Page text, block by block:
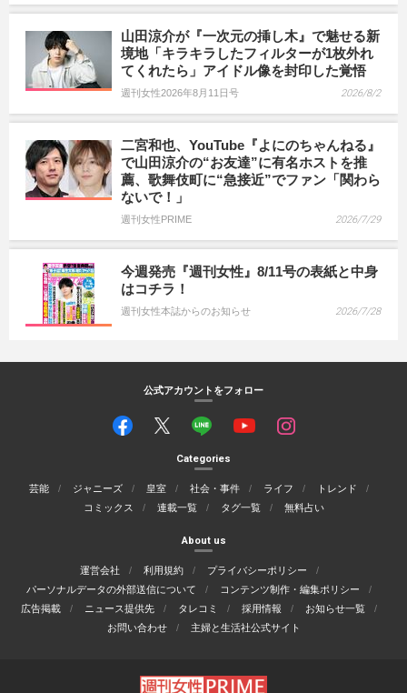
山田涼介が『一次元の挿し木』で魅せる新
境地「キラキラしたフィルターが1枚外れ
てくれたら」アイドル像を封印した覚悟
週刊女性2026年8月11日号 2026/8/2
二宮和也、YouTube『よにのちゃんねる』
で山田涼介の“お友達”に有名ホストを推
薦、歌舞伎町に“急接近”でファン「関わら
ないで！」
週刊女性PRIME 2026/7/29
今週発売『週刊女性』8/11号の表紙と中身
はコチラ！
週刊女性本誌からのお知らせ 2026/7/28
公式アカウントをフォロー
Categories
芸能 ジャニーズ 皇室 社会・事件 ライフ
トレンド
コミックス
連載一覧 タグ一覧 無料占い
About us
運営会社 利用規約
プライバシーポリシー
パーソナルデータの外部送信について
コンテンツ制作・編集ポリシー
広告掲載
ニュース提供先 タレコミ 採用情報
お知らせ一覧
お問い合わせ
主婦と生活社公式サイト